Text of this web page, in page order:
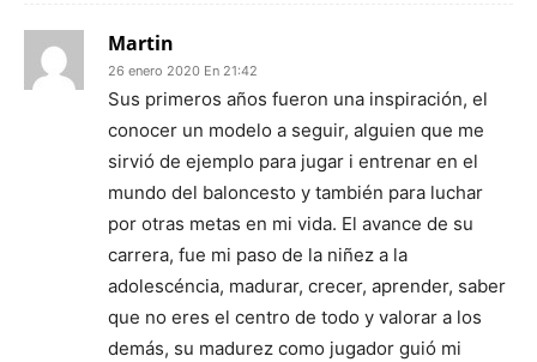
Martin
26 enero 2020 En 21:42
Sus primeros años fueron una inspiración, el
conocer un modelo a seguir, alguien que me
sirvió de ejemplo para jugar i entrenar en el
mundo del baloncesto y también para luchar
por otras metas en mi vida. El avance de su
carrera, fue mi paso de la niñez a la
adolescéncia, madurar, crecer, aprender, saber
que no eres el centro de todo y valorar a los
demás, su madurez como jugador guió mi